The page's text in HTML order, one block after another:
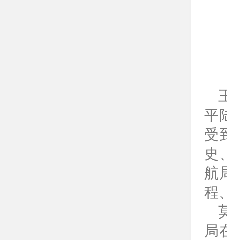
平
受
史
航
程
局